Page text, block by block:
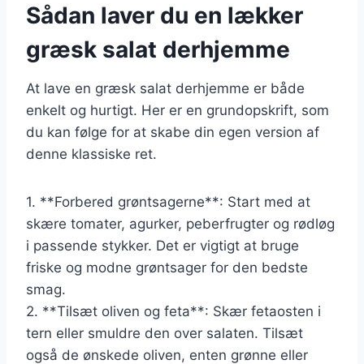
Sådan laver du en lækker
græsk salat derhjemme
At lave en græsk salat derhjemme er både
enkelt og hurtigt. Her er en grundopskrift, som
du kan følge for at skabe din egen version af
denne klassiske ret.
1. **Forbered grøntsagerne**: Start med at
skære tomater, agurker, peberfrugter og rødløg
i passende stykker. Det er vigtigt at bruge
friske og modne grøntsager for den bedste
smag.
2. **Tilsæt oliven og feta**: Skær fetaosten i
tern eller smuldre den over salaten. Tilsæt
også de ønskede oliven, enten grønne eller